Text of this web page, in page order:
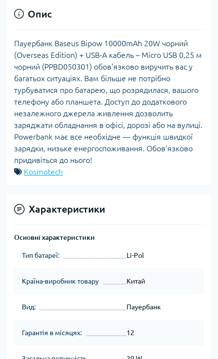
Опис
Пауербанк Baseus Bipow 10000mAh 20W чорний
(Overseas Edition) + USB-A кабель – Micro USB 0,25 м
чорний (PPBD050301) обов'язково виручить вас у
багатьох ситуаціях. Вам більше не потрібно
турбуватися про батарею, що розрядилася, вашого
телефону або планшета. Доступ до додаткового
незалежного джерела живлення дозволить
заряджати обладнання в офісі, дорозі або на вулиці.
Powerbank має все необхідне — функція швидкої
зарядки, низьке енергоспоживання. Обов'язково
придивіться до нього!
Kosmotech
Характеристики
Основні характеристики
Тип батареї: Li-Pol
Країна-виробник товару Китай
Вид: Пауербанк
Гарантія в місяцях: 12